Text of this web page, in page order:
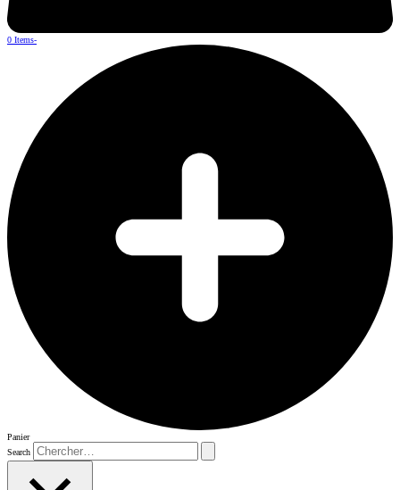
0 Items-
Panier
Search